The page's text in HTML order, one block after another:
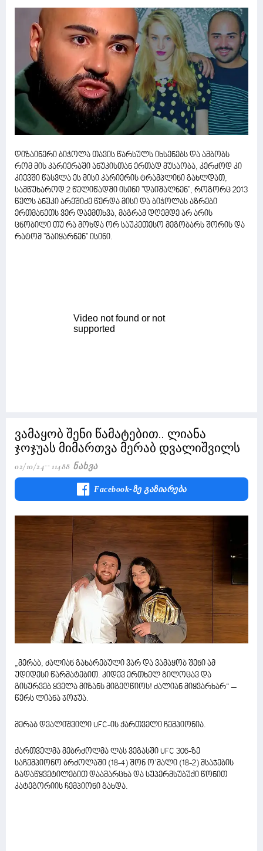
დიზაინერი ბიჭოლა თავის წარსულს იხსენებს და ამბობს
რომ მის კარიერაში ანუკისთან ერთად მუსაობა, კერძოდ კი
კიევში წასვლა ეს მისი კარიერის ტრამპლინი გახლდათ,
სამწუხაროდ 2 წელიწადში ისინი ''დაიშალნენ'', როგორც 2013
წელს ანუკი არეშიძე წერდა მისი და ბიჭოლას აზრები
ერთმანეთს ვერ დაემთხვა, მაგრამ დღემდე არ არის
ცნობილი თუ რა მოხდა ორ საუკეთესო მეგობარს შორის და
რატომ ''გაიყარნენ'' ისინი.
ვამაყობ შენი წამატებით.. ლიანა
ჯოჯუას მიმართვა მერაბ დვალიშვილს
02/10/24 11488 Ნახვა
Facebook-Ზე Გაზიარება
„მერაბ, ძალიან გახარებული ვარ და ვამაყობ შენი ამ
უდიდესი წარმატებით. კიდევ ერთხელ გილოცავ და
გისურვებ ყველა მიზანს მიგეღწიოს! ძალიან მიყვარხარ“ –
წერს ლიანა ჯოჯუა.
მერაბ დვალიშვილი UFC-ის ქართველი ჩემპიონია.
ქართველმა მებრძოლმა ლას ვეგასში UFC 306-ზე
საჩემპიონო ბრძოლაში (18-4) შონ ო’მალი (18-2) მსაჯების
გადაწყვეტილებით დაამარცხა და სუპერმსუბუქი წონით
კატეგორიის ჩემპიონი გახდა.